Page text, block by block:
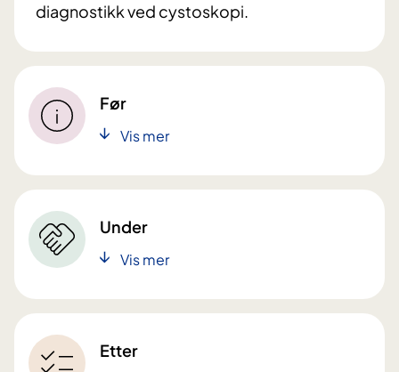
diagnostikk ved cystoskopi.
Før
Vis mer
Under
Vis mer
Etter